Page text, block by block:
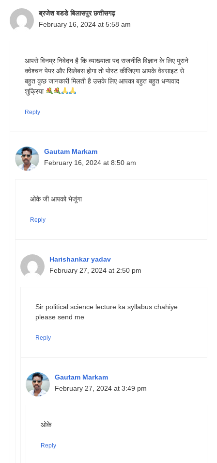
ब्रजेश बडडे बिलासपुर छत्तीसगढ़
February 16, 2024 at 5:58 am
आपसे विनम्र निवेदन है कि व्याख्याता पद राजनीति विज्ञान के लिए पुराने
क्वेश्चन पेपर और सिलेबस होगा तो पोस्ट कीजिएगा आपके वेबसाइट से
बहुत कुछ जानकारी मिलती है उसके लिए आपका बहुत बहुत धन्यवाद
शुक्रिया
Reply
Gautam Markam
February 16, 2024 at 8:50 am
ओके जी आपको भेजूंगा
Reply
Harishankar yadav
February 27, 2024 at 2:50 pm
Sir political science lecture ka syllabus chahiye
please send me
Reply
Gautam Markam
February 27, 2024 at 3:49 pm
ओके
Reply